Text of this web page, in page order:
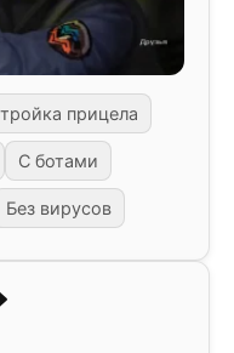
прицела
С ботами
Без вирусов